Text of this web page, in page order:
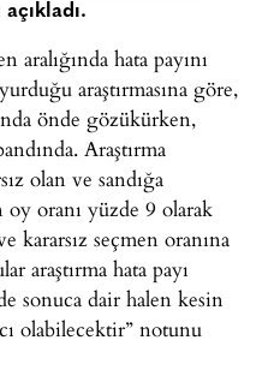
hata payını
araştırmasına göre,
önde gözükürken,
Araştırma
olan ve sandığa
oranı yüzde 9 olarak
kararsız seçmen oranına
araştırma hata payı
sonuca dair halen kesin
olabilecektir” notunu